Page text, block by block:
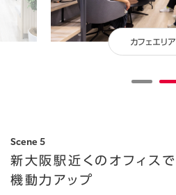
カフェエリア
Scene 5
新大阪駅近くのオフィスで
機動力アップ